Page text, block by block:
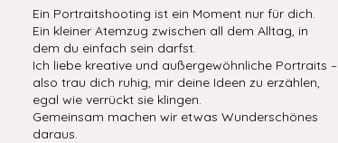
Ein Portraitshooting ist ein Moment nur für dich.
Ein kleiner Atemzug zwischen all dem Alltag, in
dem du einfach sein darfst.
Ich liebe kreative und außergewöhnliche Portraits –
also trau dich ruhig, mir deine Ideen zu erzählen,
egal wie verrückt sie klingen.
Gemeinsam machen wir etwas Wunderschönes
daraus.